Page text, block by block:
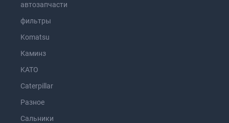
автозапчасти
фильтры
Komatsu
Каминз
KATO
Caterpillar
Разное
Сальники